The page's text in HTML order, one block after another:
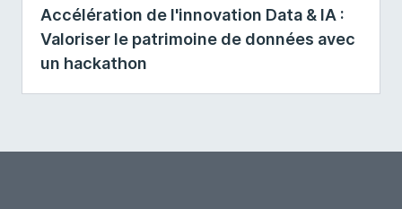
Accélération de l'innovation Data & IA :
Valoriser le patrimoine de données avec
un hackathon